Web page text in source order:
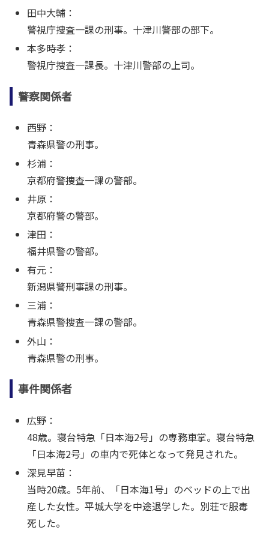
田中大輔：
警視庁捜査一課の刑事。十津川警部の部下。
本多時孝：
警視庁捜査一課長。十津川警部の上司。
警察関係者
西野：
青森県警の刑事。
杉浦：
京都府警捜査一課の警部。
井原：
京都府警の警部。
津田：
福井県警の警部。
有元：
新潟県警刑事課の刑事。
三浦：
青森県警捜査一課の警部。
外山：
青森県警の刑事。
事件関係者
広野：
48歳。寝台特急「日本海2号」の専務車掌。寝台特急
「日本海2号」の車内で死体となって発見された。
深見早苗：
当時20歳。5年前、「日本海1号」のベッドの上で出
産した女性。平城大学を中途退学した。別荘で服毒
死した。